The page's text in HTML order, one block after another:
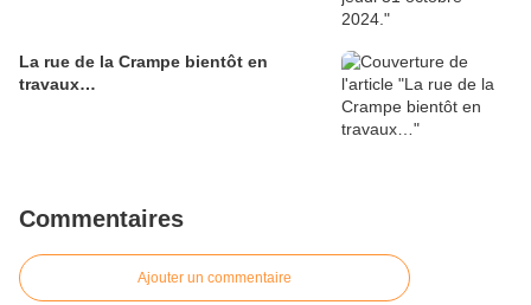
La rue de la Crampe bientôt en
travaux…
Commentaires
Ajouter un commentaire